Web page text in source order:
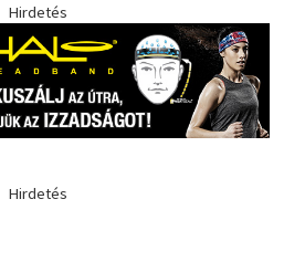
Hirdetés
Hirdetés